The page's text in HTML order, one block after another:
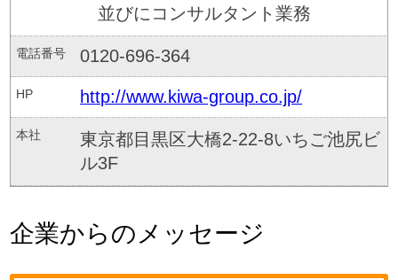
並びにコンサルタント業務
電話番号 0120-696-364
HP http://www.kiwa-group.co.jp/
本社
東京都目黒区大橋2-22-8いちご池尻ビ
ル3F
企業からのメッセージ